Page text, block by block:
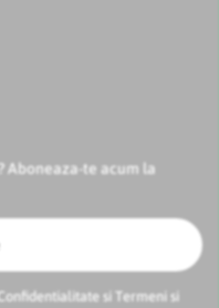
Aboneaza-te acum la
si Termeni si